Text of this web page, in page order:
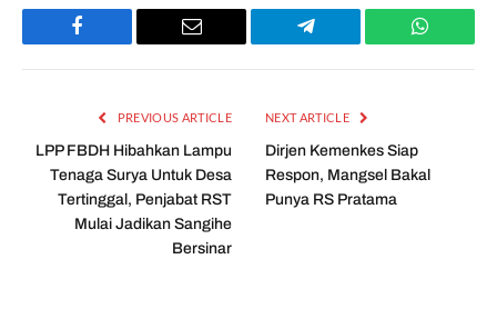
Facebook Email Telegram
PREVIOUS ARTICLE
LPP FBDH Hibahkan Lampu
Tenaga Surya Untuk Desa
Tertinggal, Penjabat RST
Mulai Jadikan Sangihe
Bersinar
NEXT ARTICLE
Dirjen Kemenkes Siap
Respon, Mangsel Bakal
Punya RS Pratama